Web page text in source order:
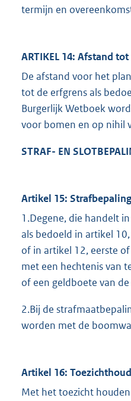
termijn en
ARTIKEL 14: Afstand
De afstand voor het
tot de erfgrens als
Burgerlijk Wetboek
voor bomen en op nihil
STRAF- EN
Artikel 15: Strafbepaling
1.Degene, die handelt
als bedoeld in artikel
of in artikel 12, eerste
met een hechtenis van
of een geldboete van
2.Bij de
worden met de
Artikel 16:
Met het toezicht